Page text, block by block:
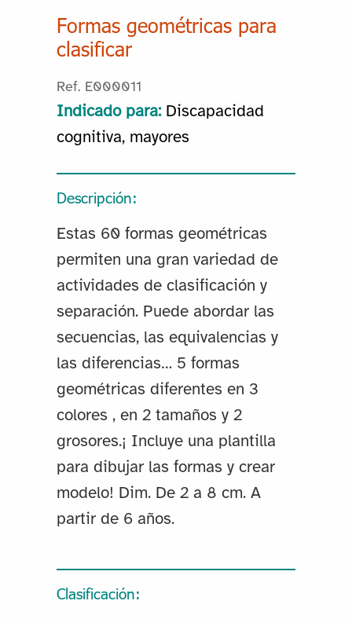
Formas geométricas para
clasificar
Ref. E000011
Indicado para: Discapacidad
cognitiva, mayores
Descripción:
Estas 60 formas geométricas
permiten una gran variedad de
actividades de clasificación y
separación. Puede abordar las
secuencias, las equivalencias y
las diferencias… 5 formas
geométricas diferentes en 3
colores , en 2 tamaños y 2
grosores.¡ Incluye una plantilla
para dibujar las formas y crear
modelo! Dim. De 2 a 8 cm. A
partir de 6 años.
Clasificación: